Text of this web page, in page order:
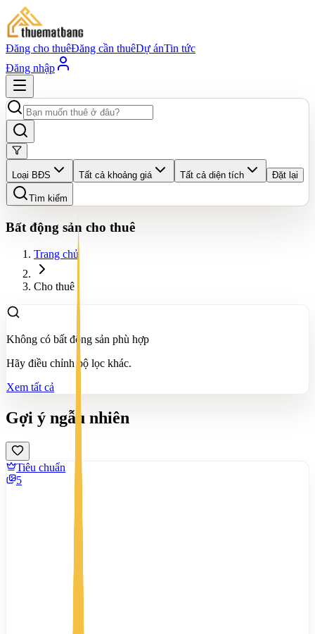
Đăng cho thuêĐăng cần thuêDự ánTin tức
Đăng nhập
Loại BĐS Tất cả khoảng giá Tất cả diện tích Đặt lại
Tìm kiếm
Bất động sản cho thuê
Trang chủ
Cho thuê
Không có bất động sản phù hợp
Hãy điều chỉnh bộ lọc khác.
Xem tất cả
Gợi ý ngẫu nhiên
Tiêu chuẩn
5